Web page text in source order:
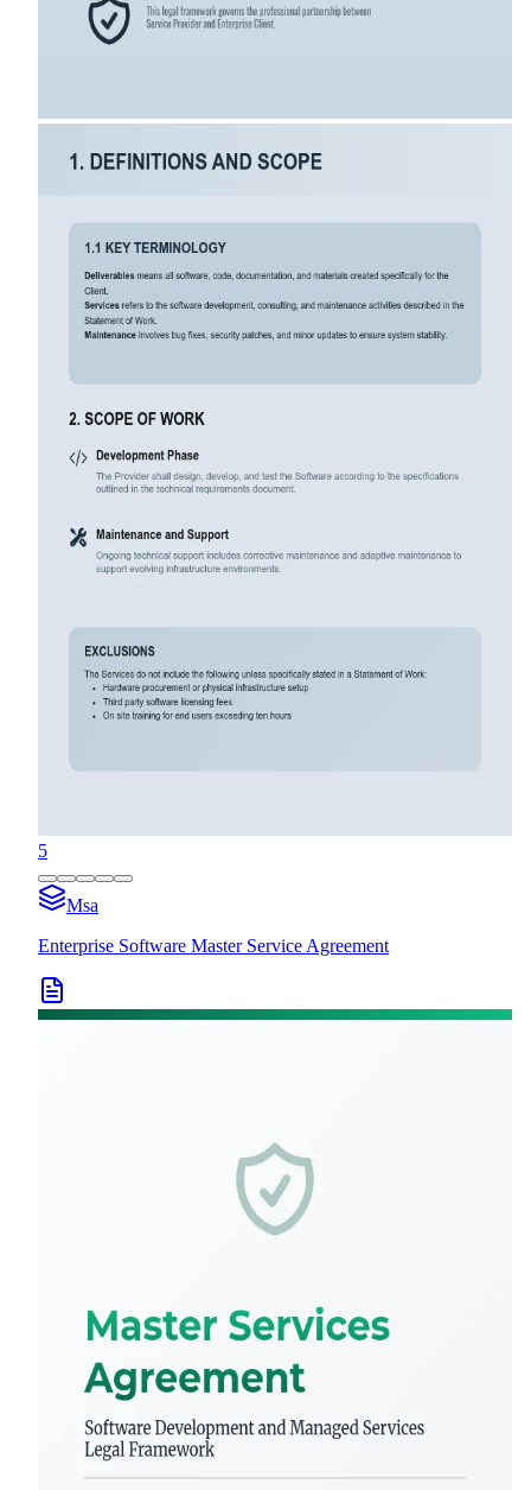
5
Msa
Enterprise Software Master Service Agreement